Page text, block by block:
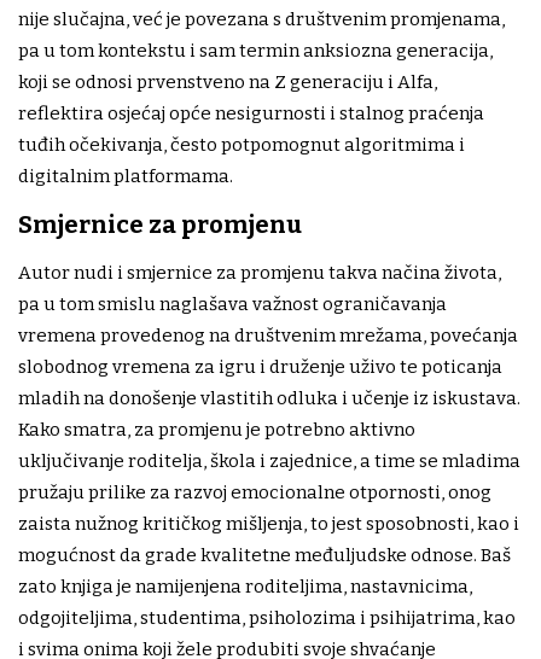
nije slučajna, već je povezana s društvenim promjenama,
pa u tom kontekstu i sam termin anksiozna generacija,
koji se odnosi prvenstveno na Z generaciju i Alfa,
reflektira osjećaj opće nesigurnosti i stalnog praćenja
tuđih očekivanja, često potpomognut algoritmima i
digitalnim platformama.
Smjernice za promjenu
Autor nudi i smjernice za promjenu takva načina života,
pa u tom smislu naglašava važnost ograničavanja
vremena provedenog na društvenim mrežama, povećanja
slobodnog vremena za igru i druženje uživo te poticanja
mladih na donošenje vlastitih odluka i učenje iz iskustava.
Kako smatra, za promjenu je potrebno aktivno
uključivanje roditelja, škola i zajednice, a time se mladima
pružaju prilike za razvoj emocionalne otpornosti, onog
zaista nužnog kritičkog mišljenja, to jest sposobnosti, kao i
mogućnost da grade kvalitetne međuljudske odnose. Baš
zato knjiga je namijenjena roditeljima, nastavnicima,
odgojiteljima, studentima, psiholozima i psihijatrima, kao
i svima onima koji žele produbiti svoje shvaćanje